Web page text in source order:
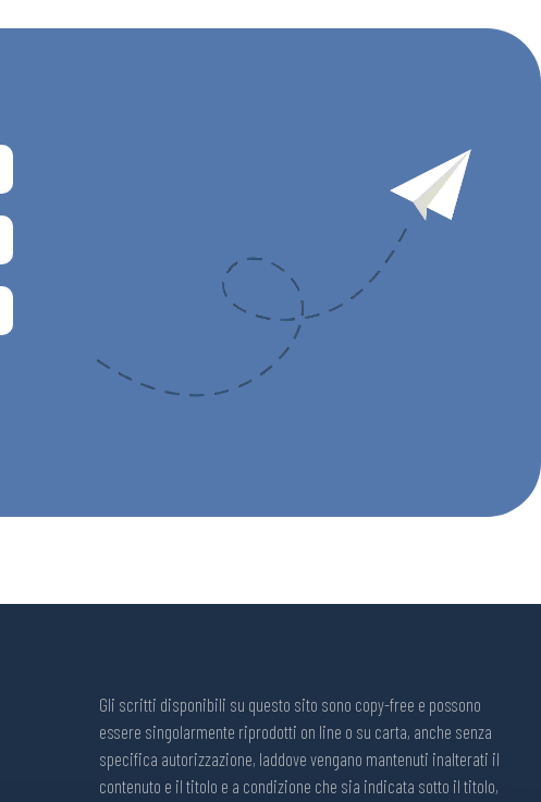
Gli scritti disponibili su questo sito sono copy-free e possono
essere singolarmente riprodotti on line o su carta, anche senza
specifica autorizzazione, laddove vengano mantenuti inalterati il
contenuto e il titolo e a condizione che sia indicata sotto il titolo,